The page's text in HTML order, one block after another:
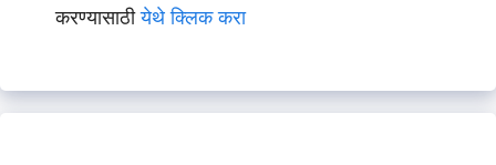
करण्यासाठीयेथे क्लिक करा